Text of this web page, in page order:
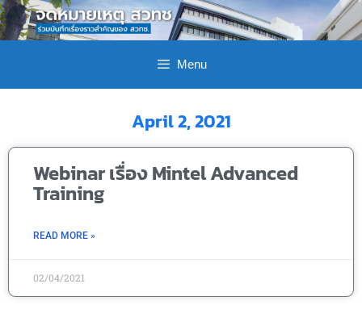
Menu
April 2, 2021
Webinar เรื่อง Mintel Advanced
Training
READ MORE »
02/04/2021